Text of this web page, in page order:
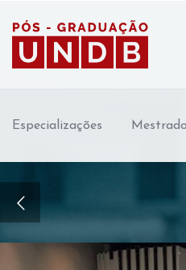
Especializações